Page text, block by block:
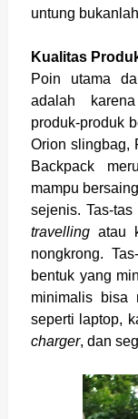
untung
Kualitas
Poin utama
adalah
produk-produk
Orion slingbag,
Backpack
mampu
sejenis. Tas-
travellingatau
nongkrong.
bentuk yang
minimalis bisa
seperti laptop,
charger, dan